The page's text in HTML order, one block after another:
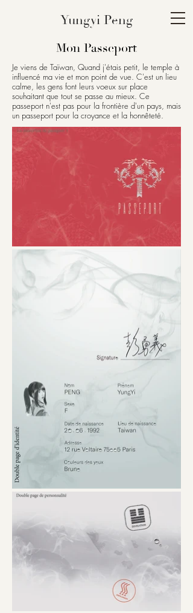
Yungyi Peng
Mon Passeport
Je viens de Taïwan, Quand j'étais petit, le temple à
influencé ma vie et mon point de vue. C'est un lieu
calme, les gens font leurs voeux sur place
souhaitant que tout se passe au mieux. Ce
passeport n'est pas pour la frontière d'un pays, mais
un passeport pour la croyance et la honnêteté.